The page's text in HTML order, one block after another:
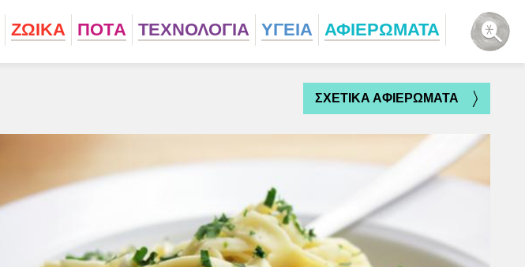
ΖΩΙΚA ΠΟΤA ΤΕΧΝΟΛΟΓΙΑ ΥΓΕΙΑ ΑΦΙΕΡΩΜΑΤΑ
ΣΧΕΤΙΚΑ ΑΦΙΕΡΩΜΑΤΑ